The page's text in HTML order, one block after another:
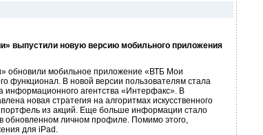
выпустили новую версию мобильного приложения
обновили мобильное приложение «ВТБ Мои
функционал. В новой версии пользователям стала
информационного агентства «Интерфакс». В
новая стратегия на алгоритмах искусственного
из акций. Еще больше информации стало
обновленном личном профиле. Помимо этого,
для iPad.